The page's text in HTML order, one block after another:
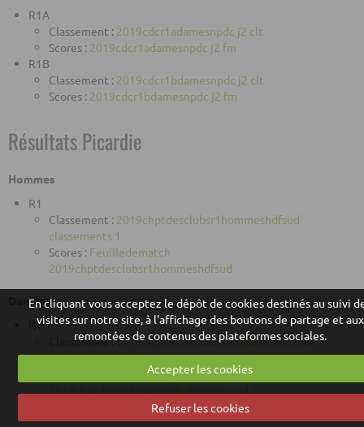
R1A
Classement : 2019cdcr1adamesnpdc j2 clt
Scores : 2019cdcr1adamesnpdc j2 fm
R1B
Classement : 2019cdcr1bdamesnpdc j2 clt
Scores : 2019cdcr1bdamesnpdc j2 fm
Résultats Picardie
Hommes
R1
Classement : 2019chptdesclubsr1hommeshdfsud
classements 1
Scores : Feuilledematch
2019chptdesclubsr1hommeshdfsud
Dames
R1
Classement :2019chptdesclubsdameshdfdistrictsud
classements 1
Feuilledematch
En cliquant vous acceptez le dépôt de cookies destinés au suivi
visites sur notre site, à l'affichage des boutons de partage et aux
remontées de contenus des plateformes sociales.
Accepter les cookies
Refuser les cookies